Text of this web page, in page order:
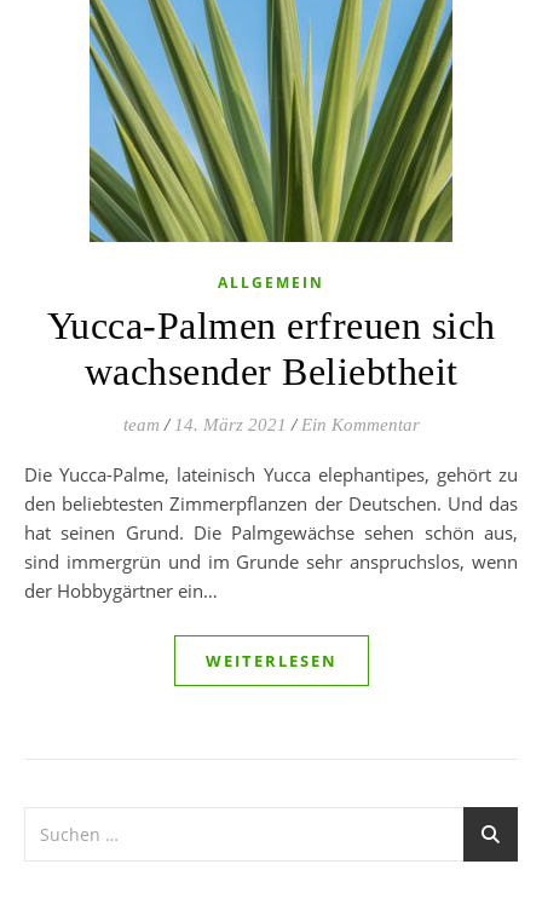
ALLGEMEIN
Yucca-Palmen erfreuen sich
wachsender Beliebtheit
team / 14. März 2021 / Ein Kommentar
Die Yucca-Palme, lateinisch Yucca elephantipes, gehört zu
den beliebtesten Zimmerpflanzen der Deutschen. Und das
hat seinen Grund. Die Palmgewächse sehen schön aus,
sind immergrün und im Grunde sehr anspruchslos, wenn
der Hobbygärtner ein…
WEITERLESEN